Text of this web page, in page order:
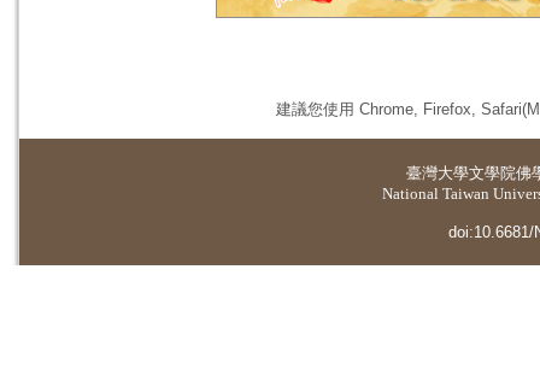
建議您使用 Chrome, Firefox,
臺灣大學文學院佛
National Taiwan
doi:10.6681/